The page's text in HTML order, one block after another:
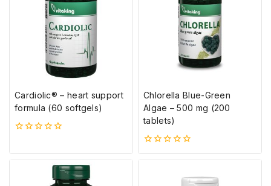
Cardiolic® – heart support
formula (60 softgels)
ből
Chlorella Blue-Green
Algae – 500 mg (200
tablets)
0
5-